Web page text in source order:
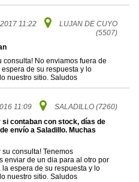
11:22
LUJAN DE CUYO
(5507)
consulta! No enviamos fuera de
de su respuesta y lo
nuestro sitio. Saludos
11:09
SALADILLO (7260)
si contaban con stock, días de
envío a Saladillo. Muchas
consulta! Tenemos
enviar de un dia para al otro por
la espera de su respuesta y lo
nuestro sitio. Saludos